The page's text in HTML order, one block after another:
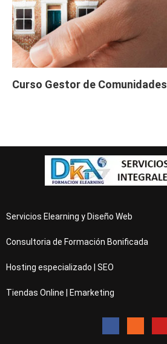
Curso Gestor de Comunidades
Servicios Elearning y Diseño Web
Consultoria de Formación Bonificada
Hosting especializado | SEO
Tiendas Online | Emarketing